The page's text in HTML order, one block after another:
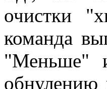
очистки
команда
"Меньше"
обнулению